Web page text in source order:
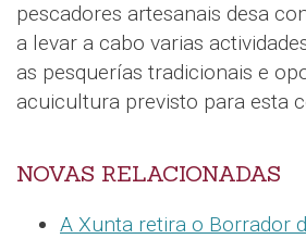
pescadores artesanais desa
a levar a cabo varias
as pesquerías tradicionais e
acuicultura previsto para esta
NOVAS RELACIONADAS
A Xunta retira o Borrador